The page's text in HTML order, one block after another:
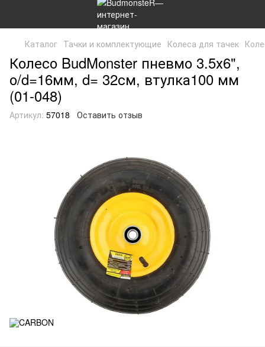
Каталог Тачки и комплектующие Колеса для тачек
Колесо BudMonster пневмо 3.5х6",
о/d=16мм, d= 32см, втулка100 мм
(01-048)
Артикул: 57018 Оставить отзыв